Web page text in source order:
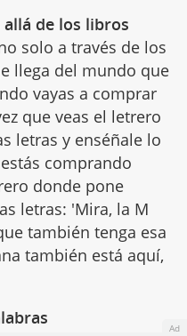
allá de los libros
solo a través de los
llega del mundo que
vayas a comprar
que veas el letrero
letras y enséñale lo
comprando
donde pone
letras: 'Mira, la M
también tenga esa
también está aquí,
Ad